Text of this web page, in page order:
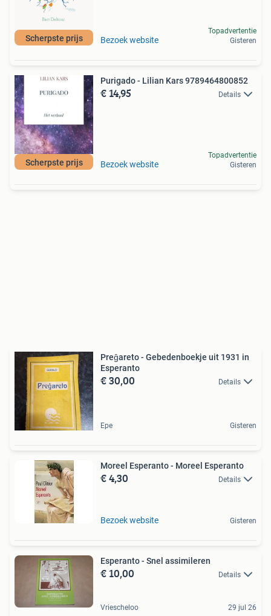
Scherpste prijs Bezoek website
Topadvertentie
Gisteren
Scherpste prijs
Purigado - Lilian Kars 9789464800852
€ 14,95 Details
Bezoek website
Topadvertentie
Gisteren
Preĝareto - Gebedenboekje uit 1931 in
Esperanto
€ 30,00 Details
Epe Gisteren
Moreel Esperanto - Moreel Esperanto
€ 4,30 Details
Bezoek website Gisteren
Esperanto - Snel assimileren
€ 10,00 Details
Vriescheloo 29 jul 26